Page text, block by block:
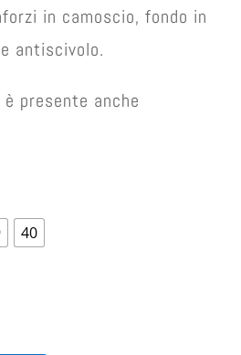
in camoscio, fondo in
antiscivolo.
presente anche
40